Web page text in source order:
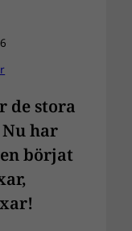
de stora
har
börjat